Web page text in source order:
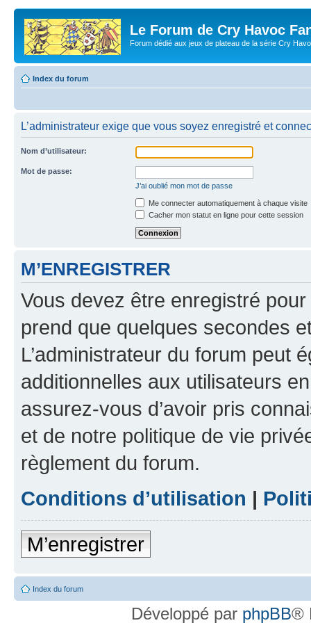
Le Forum de Cry Havoc
Forum dédié aux jeux de plateau de la série Cry
Index du forum
L’administrateur exige que vous soyez enregistré et
Nom d’utilisateur:
Mot de passe:
J’ai oublié mon mot de passe
Me connecter automatiquement à chaque visite
Cacher mon statut en ligne pour cette session
M’ENREGISTRER
Vous devez être enregistré
prend que quelques secondes
L’administrateur du forum peut
additionnelles aux utilisateurs
assurez-vous d’avoir pris
et de notre politique de vie
règlement du forum.
Conditions d’utilisation |
M’enregistrer
Index du forum
Développé par phpBB®